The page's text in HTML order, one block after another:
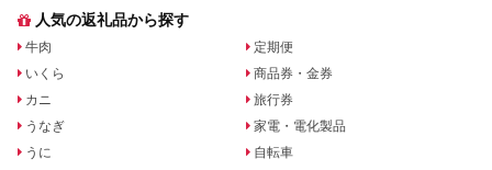
人気の返礼品から探す
牛肉
いくら
カニ
うなぎ
うに
定期便
商品券・金券
旅行券
家電・電化製品
自転車